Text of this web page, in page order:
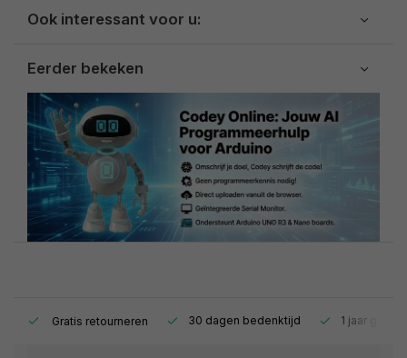
Ook interessant voor u:
Eerder bekeken
Gratis retourneren 30 dagen bedenktijd 1 jaar